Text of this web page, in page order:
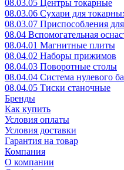
08.03.05 Центры токарные
08.03.06 Сухари для
08.03.07 Приспособления
08.04 Вспомогательная
08.04.01 Магнитные плиты
08.04.02 Наборы прижимов
08.04.03 Поворотные столы
08.04.04 Система нулевого
08.04.05 Тиски станочные
Бренды
Как купить
Условия оплаты
Условия доставки
Гарантия на товар
Компания
О компании